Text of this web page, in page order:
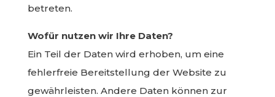
betreten.
Wofür nutzen wir Ihre Daten?
Ein Teil der Daten wird erhoben, um eine
fehlerfreie Bereitstellung der Website zu
gewährleisten. Andere Daten können zur